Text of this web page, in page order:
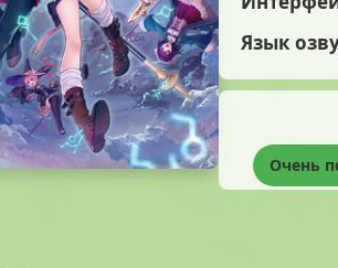
Язык
Очень